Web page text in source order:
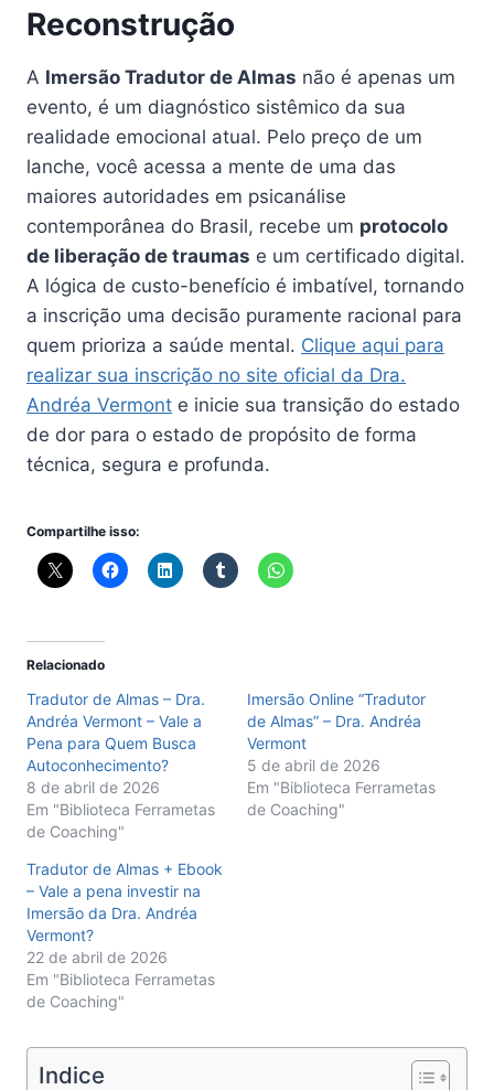
Reconstrução
A Imersão Tradutor de Almas não é apenas um
evento, é um diagnóstico sistêmico da sua
realidade emocional atual. Pelo preço de um
lanche, você acessa a mente de uma das
maiores autoridades em psicanálise
contemporânea do Brasil, recebe um protocolo
de liberação de traumas e um certificado digital.
A lógica de custo-benefício é imbatível, tornando
a inscrição uma decisão puramente racional para
quem prioriza a saúde mental. Clique aqui para
realizar sua inscrição no site oficial da Dra.
Andréa Vermont e inicie sua transição do estado
de dor para o estado de propósito de forma
técnica, segura e profunda.
Compartilhe isso:
Relacionado
Tradutor de Almas – Dra.
Andréa Vermont – Vale a
Pena para Quem Busca
Autoconhecimento?
8 de abril de 2026
Em "Biblioteca Ferrametas
de Coaching"
Imersão Online “Tradutor
de Almas” – Dra. Andréa
Vermont
5 de abril de 2026
Em "Biblioteca Ferrametas
de Coaching"
Tradutor de Almas + Ebook
– Vale a pena investir na
Imersão da Dra. Andréa
Vermont?
22 de abril de 2026
Em "Biblioteca Ferrametas
de Coaching"
Indice